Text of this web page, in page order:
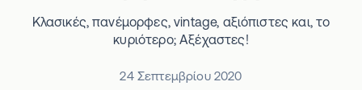
Κλασικές, πανέμορφες, vintage, αξιόπιστες και, το
κυριότερο; Αξέχαστες!
24 Σεπτεμβρίου 2020